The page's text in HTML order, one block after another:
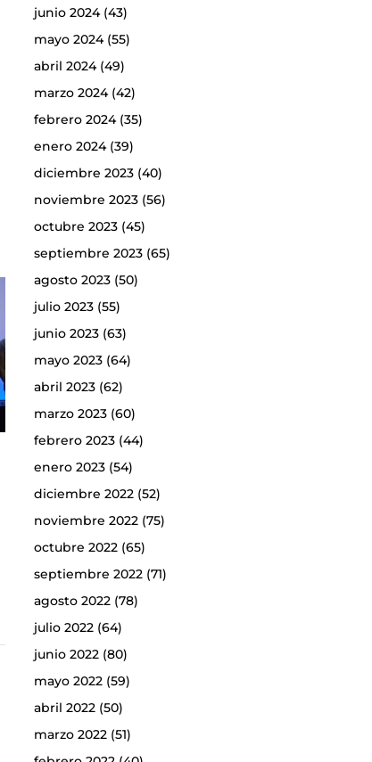
junio 2024(43)
mayo 2024(55)
abril 2024(49)
marzo 2024(42)
febrero 2024(35)
enero 2024(39)
diciembre 2023(40)
noviembre 2023(56)
octubre 2023(45)
septiembre 2023(65)
agosto 2023(50)
julio 2023(55)
junio 2023(63)
mayo 2023(64)
abril 2023(62)
marzo 2023(60)
febrero 2023(44)
enero 2023(54)
diciembre 2022(52)
noviembre 2022(75)
octubre 2022(65)
septiembre 2022(71)
agosto 2022(78)
julio 2022(64)
junio 2022(80)
mayo 2022(59)
abril 2022(50)
marzo 2022(51)